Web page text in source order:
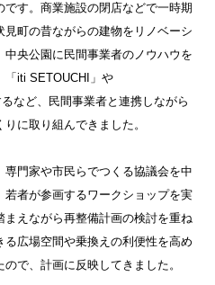
す。商業施設の閉店などで一時期
町の昔ながらの建物をリノベーシ
中央公園に民間事業者のノウハウを
「iti SETOUCHI」や
など、民間事業者と連携しながら
に取り組んできました。
門家や市民らでつくる協議会を中
者が参画するワークショップを実
えながら再整備計画の検討を重ね
広場空間や乗換えの利便性を高め
で、計画に反映してきました。